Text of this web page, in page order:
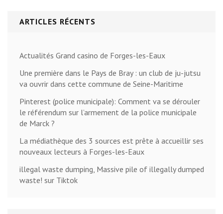
ARTICLES RÉCENTS
Actualités Grand casino de Forges-les-Eaux
Une première dans le Pays de Bray : un club de ju-jutsu
va ouvrir dans cette commune de Seine-Maritime
Pinterest (police municipale): Comment va se dérouler
le référendum sur l’armement de la police municipale
de Marck ?
La médiathèque des 3 sources est prête à accueillir ses
nouveaux lecteurs à Forges-les-Eaux
illegal waste dumping, Massive pile of illegally dumped
waste! sur Tiktok